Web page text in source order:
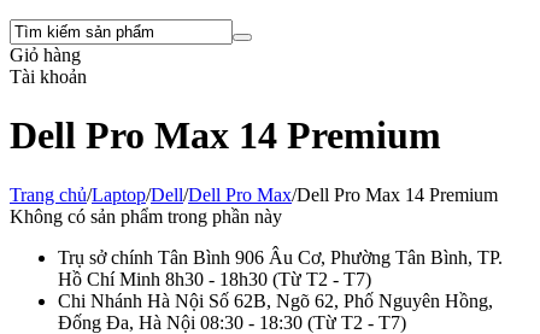
Giỏ hàng
Tài khoản
Dell Pro Max 14 Premium
Trang chủ/Laptop/Dell/Dell Pro Max/Dell Pro Max 14 Premium
Không có sản phẩm trong phần này
Trụ sở chính Tân Bình 906 Âu Cơ, Phường Tân Bình, TP.
Hồ Chí Minh 8h30 - 18h30 (Từ T2 - T7)
Chi Nhánh Hà Nội Số 62B, Ngõ 62, Phố Nguyên Hồng,
Đống Đa, Hà Nội 08:30 - 18:30 (Từ T2 - T7)